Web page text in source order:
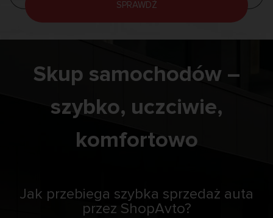
SPRAWDŹ
Skup samochodów –
szybko, uczciwie,
komfortowo
Jak przebiega szybka sprzedaż auta
przez ShopAvto?